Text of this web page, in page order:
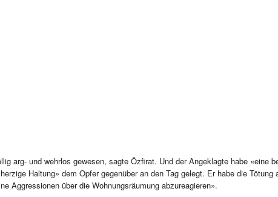
arg- und wehrlos gewesen, sagte Özfirat. Und der Angeklagte habe «eine
Haltung» dem Opfer gegenüber an den Tag gelegt. Er habe die Tötung
Aggressionen über die Wohnungsräumung abzureagieren».